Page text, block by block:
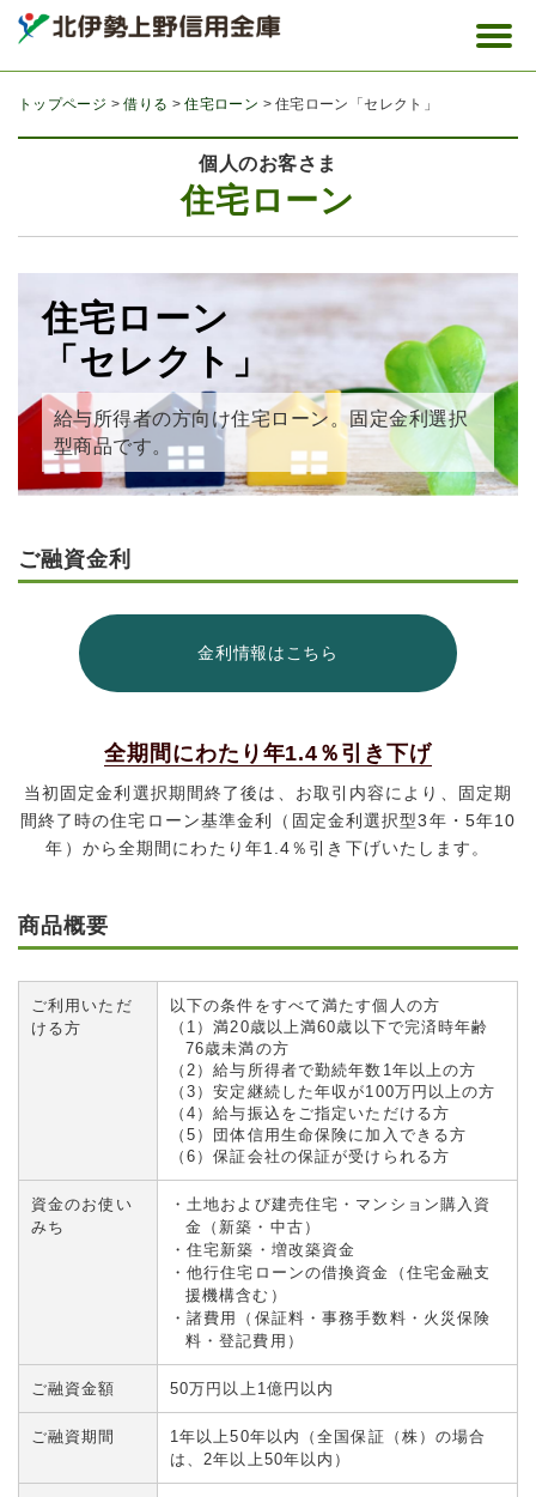
トップページ 借りる 住宅ローン 住宅ローン「セレクト」
個人のお客さま
住宅ローン
住宅ローン
「セレクト」
給与所得者の方向け住宅ローン。固定金利選択
型商品です。
ご融資金利
金利情報はこちら
全期間にわたり年1.4％引き下げ
当初固定金利選択期間終了後は、お取引内容により、
固定期
間終了時の住宅ローン基準金利（固定金利選択型3年・5年10
年）から全期間にわたり年1.4％引き下げいたします。
商品概要
ご利用いただ
ける方
以下の条件をすべて満たす個人の方
（1）満20歳以上満60歳以下で完済時年齢
76歳未満の方
（2）給与所得者で勤続年数1年以上の方
（3）安定継続した年収が100万円以上の方
（4）給与振込をご指定いただける方
（5）団体信用生命保険に加入できる方
（6）保証会社の保証が受けられる方
資金のお使い
みち
土地および建売住宅・マンション購入資
金（新築・中古）
住宅新築・増改築資金
他行住宅ローンの借換資金（住宅金融支
援機構含む）
諸費用（保証料・事務手数料・火災保険
料・登記費用）
ご融資金額 50万円以上1億円以内
ご融資期間
1年以上50年以内（全国保証（株）の場合
は、2年以上50年以内）